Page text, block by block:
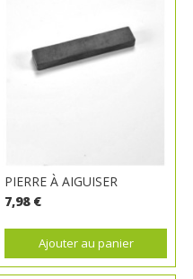
PIERRE À AIGUISER
7,98 €
Ajouter au panier